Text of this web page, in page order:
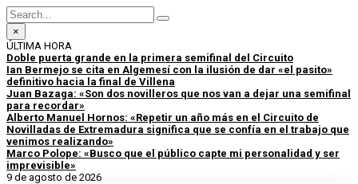
×
ÚLTIMA HORA
Doble puerta grande en la primera semifinal del Circuito
Ian Bermejo se cita en Algemesí con la ilusión de dar «el pasito»
definitivo hacia la final de Villena
Juan Bazaga: «Son dos novilleros que nos van a dejar una semifinal
para recordar»
Alberto Manuel Hornos: «Repetir un año más en el Circuito de
Novilladas de Extremadura significa que se confía en el trabajo que
venimos realizando»
Marco Polope: «Busco que el público capte mi personalidad y ser
imprevisible»
9 de agosto de 2026